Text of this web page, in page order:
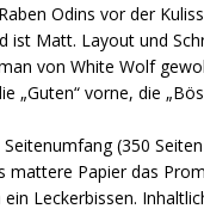
Odins vor der
ist Matt. Layout und
von White Wolf
„Guten“ vorne, die
(350
Papier das
Leckerbissen.